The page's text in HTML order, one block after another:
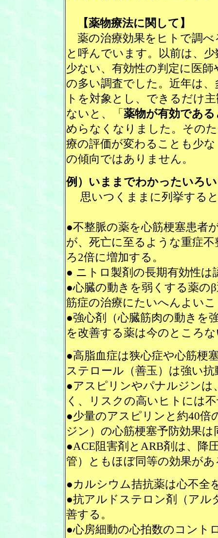
【薬物療法に関して】
薬の治療効果をヒトで調
と呼んでいます。以前は、
少ない、有効性の判定に医
の多い調査でした。近年は
トを対象とし、できるだけ
ないと、「 薬物が有効であ
めらなくなりました。その
療の評価が変わることも少
の傾向ではありません。
例）いままでわかったいろ
思いつくままに列挙する
●不整脈の薬を心筋梗塞患者
が、死亡に至るような重症
ろ2倍に増加する。
● ニトロ製剤の長期有効性は
●心臓の動きを弱くする薬の
筋症の治療にたいへんよい
●強心剤（心臓筋肉の動きを
を改善する薬は今のところ
●高脂血症は狭心症や心筋梗
ステロール（善玉）は強い
●アスピリンやパナルジンは
く、リスクの高いヒトには
●少量のアスピリンと約40倍
ジン）の心筋梗塞予防効果は
●ACE阻害剤とARB剤は、降
管）ともほぼ同等の効果が
●カルシウム拮抗薬は心不全
●抗アルドステロン剤（アル
善する。
●心房細動の心拍数のコント